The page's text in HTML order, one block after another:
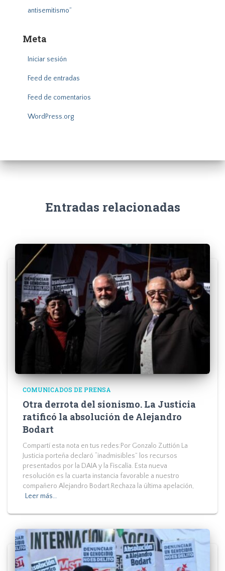
antisemitismo”
Meta
Iniciar sesión
Feed de entradas
Feed de comentarios
WordPress.org
Entradas relacionadas
COMUNICADOS DE PRENSA
Otra derrota del sionismo. La Justicia
ratificó la absolución de Alejandro
Bodart
Compartí esta nota en tus redes:Por Gonzalo Zuttión La
Justicia porteña declaró “inadmisibles” los recursos
presentados por la DAIA y la Fiscalía. Esta nueva
resolución es la cuarta instancia favorable a nuestro
compañero Alejandro Bodart.Rechaza la última apelación,
Leer más…